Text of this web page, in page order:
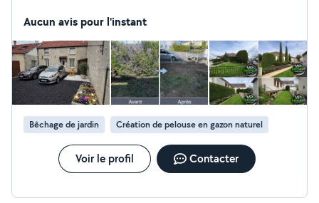
l'élagage et l'abattage d'arbres, ainsi que la création et
intervention sécurisée, avec des tarifs adaptés à vos
besoins. Secteur 51/02/08
Aucun avis pour l'instant
Bêchage de jardin Création de pelouse en gazon naturel
Voir le profil Contacter